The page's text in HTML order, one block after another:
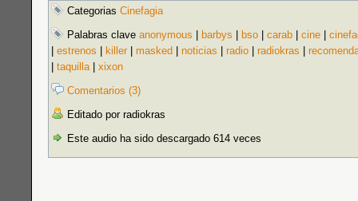
Categorias Cinefagia
Palabras clave anonymous barbys bso carab cine
estrenos killer masked noticias radio radiokras
taquilla| xixon
Comentarios (3)
Editado por radiokras
Este audio ha sido descargado 614 veces